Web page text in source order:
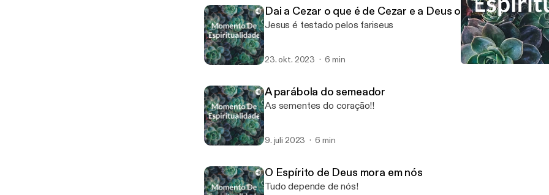
Dai a Cezar o que é de Cezar e a Deus o que é de Deus!
Jesus é testado pelos fariseus
23. okt. 2023 6 min
A parábola do semeador
As sementes do coração!!
9. juli 2023 6 min
O Espírito de Deus mora em nós
Tudo depende de nós!